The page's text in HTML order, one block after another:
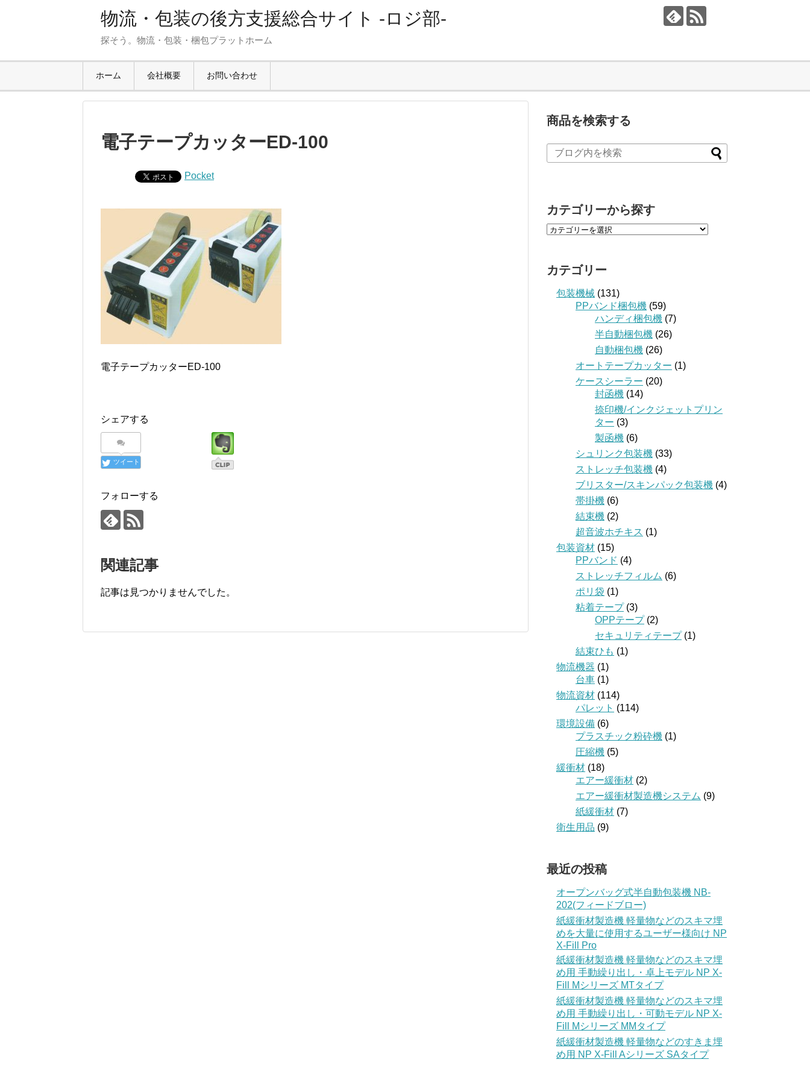
物流・包装の後方支援総合サイト -ロジ部-
探そう。物流・包装・梱包プラットホーム
ホーム 会社概要 お問い合わせ
電子テープカッターED-100
Pocket
電子テープカッターED-100
シェアする
ツイート
フォローする
関連記事
記事は見つかりませんでした。
商品を検索する
カテゴリーから探す
カテゴリー
包装機械 (131)
PPバンド梱包機 (59)
ハンディ梱包機 (7)
半自動梱包機 (26)
自動梱包機 (26)
オートテープカッター (1)
ケースシーラー (20)
封函機 (14)
捺印機/インクジェットプリン
ター (3)
製函機 (6)
シュリンク包装機 (33)
ストレッチ包装機 (4)
ブリスター/スキンパック包装機 (4)
帯掛機 (6)
結束機 (2)
超音波ホチキス (1)
包装資材 (15)
PPバンド (4)
ストレッチフィルム (6)
ポリ袋 (1)
粘着テープ(3)
OPPテープ(2)
セキュリティテープ(1)
結束ひも (1)
物流機器 (1)
台車 (1)
物流資材 (114)
パレット (114)
環境設備 (6)
プラスチック粉砕機 (1)
圧縮機 (5)
緩衝材 (18)
エアー緩衝材 (2)
エアー緩衝材製造機システム (9)
紙緩衝材 (7)
衛生用品 (9)
最近の投稿
オープンバッグ式半自動包装機 NB-
202(フィードブロー)
紙緩衝材製造機 軽量物などのスキマ埋
めを大量に使用するユーザー様向け NP
X-Fill Pro
紙緩衝材製造機 軽量物などのスキマ埋
め用 手動繰り出し・卓上モデル NP X-
Fill Mシリーズ MTタイプ
紙緩衝材製造機 軽量物などのスキマ埋
め用 手動繰り出し・可動モデル NP X-
Fill Mシリーズ MMタイプ
紙緩衝材製造機 軽量物などのすきま埋
め用 NP X-Fill Aシリーズ SAタイプ